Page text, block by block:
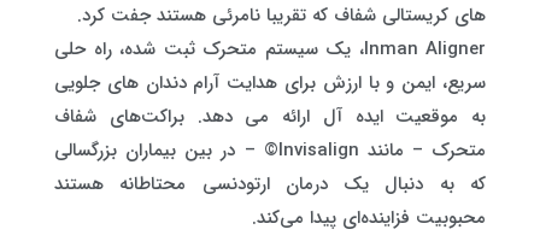
های کریستالی شفاف که تقریبا نامرئی هستند جفت کرد.
Inman Aligner، یک سیستم متحرک ثبت شده، راه حلی
سریع، ایمن و با ارزش برای هدایت آرام دندان های جلویی
به موقعیت ایده آل ارائه می دهد. براکت‌های شفاف
متحرک – مانند Invisalign© – در بین بیماران بزرگسالی
که به دنبال یک درمان ارتودنسی محتاطانه هستند
محبوبیت فزاینده‌ای پیدا می‌کند.